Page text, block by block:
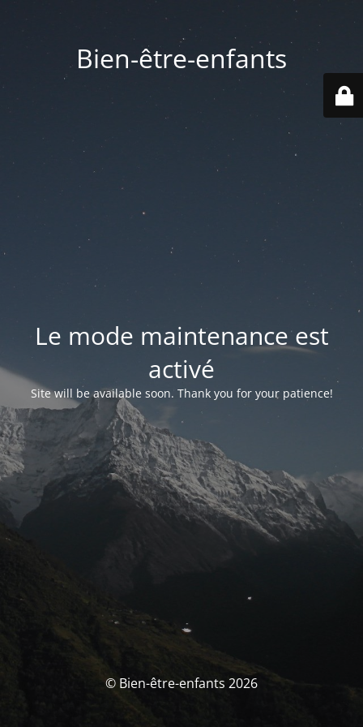
Bien-être-enfants
Le mode maintenance est
activé
Site will be available soon. Thank you for your patience!
© Bien-être-enfants 2026